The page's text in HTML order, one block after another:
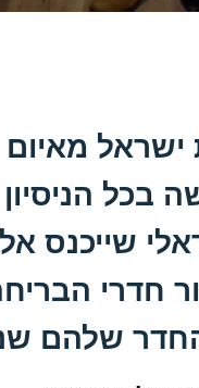
ישראל
בכל
שייכנס
חדרי